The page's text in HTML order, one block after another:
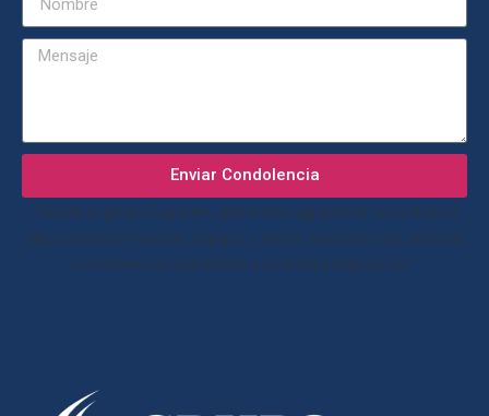
Enviar Condolencia
“Desde el grupo Fuascen, queremos agradecer la confianza
depositada en nuestro equipo, y enviar nuestras más sinceras
condolencias quedando a su entera disposición”